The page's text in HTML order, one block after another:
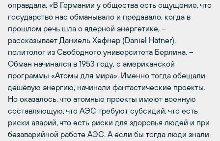
оправдала. «В Германии у общества есть ощущение, что
государство нас обманывало и предавало, когда в
прошлом речь шла о ядерной энергетике, –
рассказывает Даниель Хефнер (Daniel Häfner),
политолог из Свободного университета Берлина. –
Обман начинался в 1953 году, с американской
программы «Атомы для мира». Именно тогда обещали
дешёвую энергию, начинали фантастические проекты.
Но оказалось, что атомные проекты имеют военную
составляющую, что АЭС требуют субсидий, что есть
риски аварий, что есть риски для здоровья людей и при
безаварийной работе АЭС. А если бы тогда люди знали